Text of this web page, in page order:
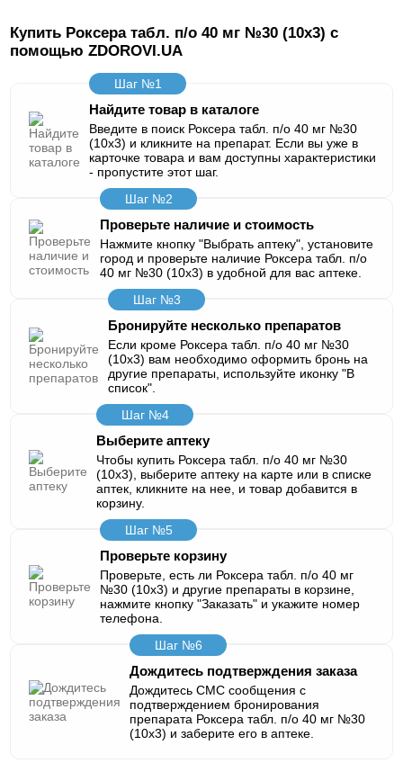
Купить Роксера табл. п/о 40 мг №30 (10х3) с
помощью ZDOROVI.UA
Шаг №1
Найдите товар в каталоге
Введите в поиск Роксера табл. п/о 40 мг №30
(10х3) и кликните на препарат. Если вы уже в
карточке товара и вам доступны характеристики
- пропустите этот шаг.
Шаг №2
Проверьте наличие и стоимость
Нажмите кнопку "Выбрать аптеку", установите
город и проверьте наличие Роксера табл. п/о
40 мг №30 (10х3) в удобной для вас аптеке.
Шаг №3
Бронируйте несколько препаратов
Если кроме Роксера табл. п/о 40 мг №30
(10х3) вам необходимо оформить бронь на
другие препараты, используйте иконку "В
список".
Шаг №4
Выберите аптеку
Чтобы купить Роксера табл. п/о 40 мг №30
(10х3), выберите аптеку на карте или в списке
аптек, кликните на нее, и товар добавится в
корзину.
Шаг №5
Проверьте корзину
Проверьте, есть ли Роксера табл. п/о 40 мг
№30 (10х3) и другие препараты в корзине,
нажмите кнопку "Заказать" и укажите номер
телефона.
Шаг №6
Дождитесь подтверждения заказа
Дождитесь СМС сообщения с
подтверждением бронирования
препарата Роксера табл. п/о 40 мг №30
(10х3) и заберите его в аптеке.